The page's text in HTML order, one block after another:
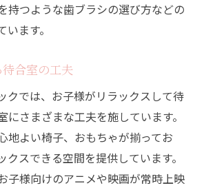
持つような歯ブラシの選び方などの
ます。
合室の工夫
クでは、お子様がリラックスして待
にさまざまな工夫を施しています。
地よい椅子、おもちゃが揃ってお
クスできる空間を提供しています。
子様向けのアニメや映画が常時上映